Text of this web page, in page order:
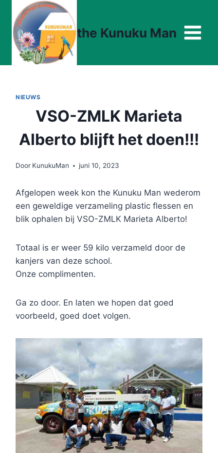
Doorgaan
naar
inhoud
the Kunuku Man
NIEUWS
VSO-ZMLK Marieta
Alberto blijft het doen!!!
Door KunukuMan juni 10, 2023
Afgelopen week kon the Kunuku Man wederom
een geweldige verzameling plastic flessen en
blik ophalen bij VSO-ZMLK Marieta Alberto!
Totaal is er weer 59 kilo verzameld door de
kanjers van deze school.
Onze complimenten.
Ga zo door. En laten we hopen dat goed
voorbeeld, goed doet volgen.